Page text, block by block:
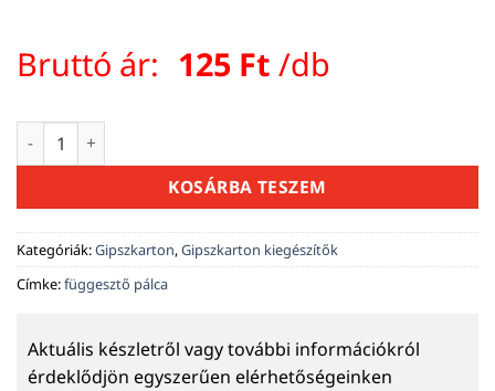
Bruttó ár: 125 Ft /db
FÜGGESZTŐ PÁLCA SZEMES 75 CM mennyiség
KOSÁRBA TESZEM
Kategóriák:Gipszkarton,Gipszkarton kiegészítők
Címke:függesztő pálca
Aktuális készletről vagy további információkról
érdeklődjön egyszerűen elérhetőségeinken